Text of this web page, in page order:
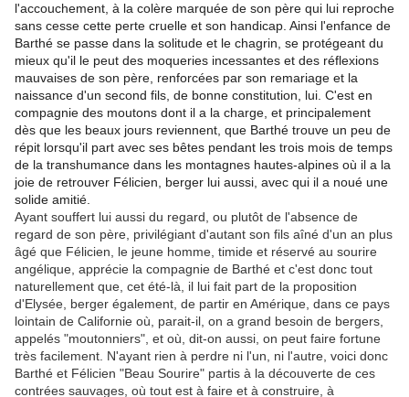
l'accouchement, à la colère marquée de son père qui lui reproche
sans cesse cette perte cruelle et son handicap. Ainsi l'enfance de
Barthé se passe dans la solitude et le chagrin, se protégeant du
mieux qu'il le peut des moqueries incessantes et des réflexions
mauvaises de son père, renforcées par son remariage et la
naissance d'un second fils, de bonne constitution, lui. C'est en
compagnie des moutons dont il a la charge, et principalement
dès que les beaux jours reviennent, que Barthé trouve un peu de
répit lorsqu'il part avec ses bêtes pendant les trois mois de temps
de la transhumance dans les montagnes hautes-alpines où il a la
joie de retrouver Félicien, berger lui aussi, avec qui il a noué une
solide amitié.
Ayant souffert lui aussi du regard, ou plutôt de l'absence de
regard de son père, privilégiant d'autant son fils aîné d'un an plus
âgé que Félicien, le jeune homme, timide et réservé au sourire
angélique, apprécie la compagnie de Barthé et c'est donc tout
naturellement que, cet été-là, il lui fait part de la proposition
d'Elysée, berger également, de partir en Amérique, dans ce pays
lointain de Californie où, parait-il, on a grand besoin de bergers,
appelés "moutonniers", et où, dit-on aussi, on peut faire fortune
très facilement. N'ayant rien à perdre ni l'un, ni l'autre, voici donc
Barthé et Félicien "Beau Sourire" partis à la découverte de ces
contrées sauvages, où tout est à faire et à construire, à